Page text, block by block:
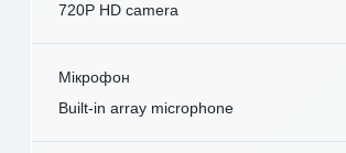
720P HD camera
Мікрофон
Built-in array microphone